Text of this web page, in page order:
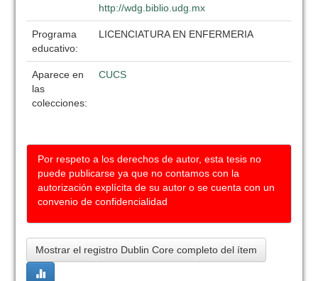
http://wdg.biblio.udg.mx
Programa
educativo:
LICENCIATURA EN ENFERMERIA
Aparece en
las
colecciones:
CUCS
Por respeto a los derechos de autor, esta tesis no
puede publicarse ya que no contamos con la
autorización explícita de su autor o se cuenta con un
convenio de confidencialidad
Mostrar el registro Dublin Core completo del ítem